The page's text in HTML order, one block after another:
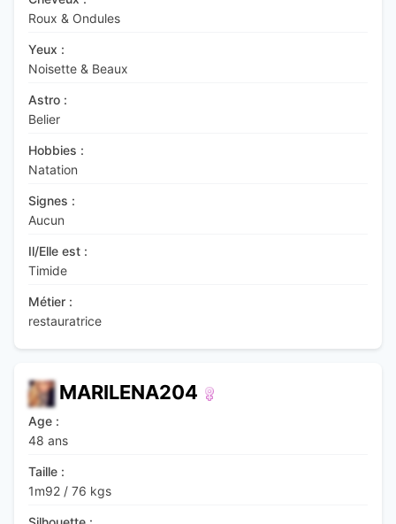
Roux & Ondules
Yeux :
Noisette & Beaux
Astro :
Belier
Hobbies :
Natation
Signes :
Aucun
Il/Elle est :
Timide
Métier :
restauratrice
MARILENA204
Age :
48 ans
Taille :
1m92 / 76 kgs